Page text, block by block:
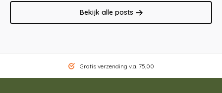
Bekijk alle posts
Gratis verzending v.a. 75,00